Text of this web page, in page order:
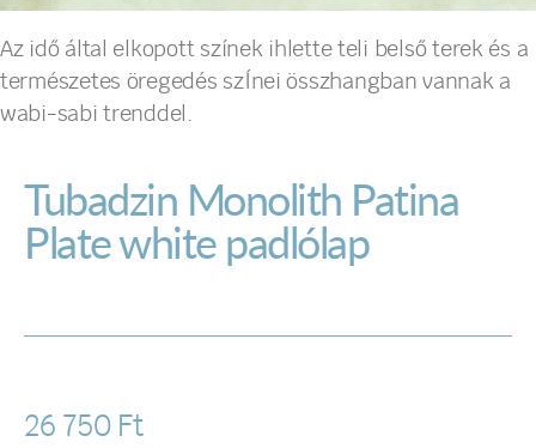
Az idő által elkopott színek ihlette teli belső terek és a
természetes öregedés szÍnei összhangban vannak a
wabi-sabi trenddel.
Tubadzin Monolith Patina
Plate white padlólap
26 750 Ft